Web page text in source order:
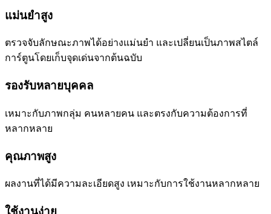
แม่นยำสูง
ตรวจจับลักษณะภาพได้อย่างแม่นยำ และเปลี่ยนเป็นภาพสไตล์
การ์ตูนโดยเก็บจุดเด่นจากต้นฉบับ
รองรับหลายบุคคล
เหมาะกับภาพกลุ่ม คนหลายคน และตรงกับความต้องการที่
หลากหลาย
คุณภาพสูง
ผลงานที่ได้มีความละเอียดสูง เหมาะกับการใช้งานหลากหลาย
ใช้งานง่าย